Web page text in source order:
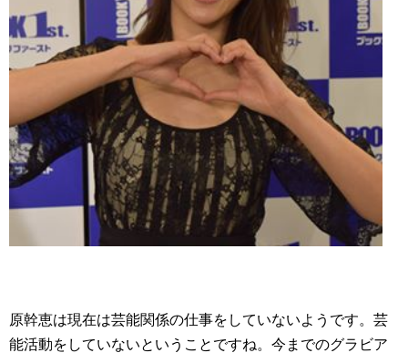
原幹恵は現在は芸能関係の仕事をしていないようです。芸
能活動をしていないということですね。今までのグラビア